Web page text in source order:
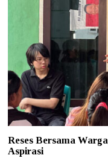
Reses Bersama
Aspirasi